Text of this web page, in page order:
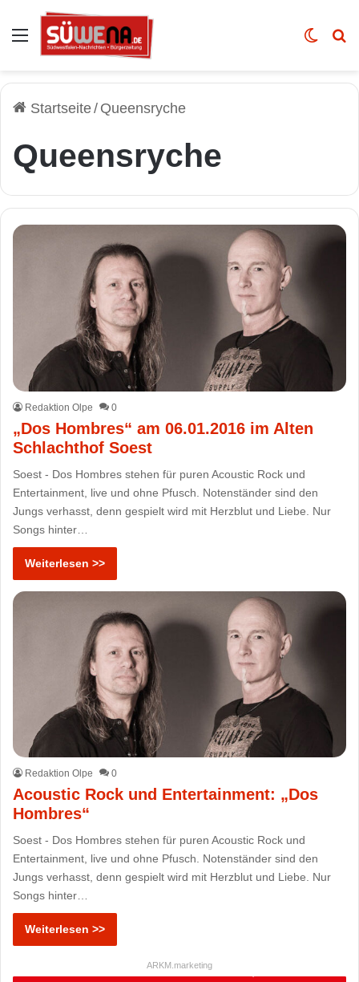
Auswahl Skin
Startseite/ Queensryche
Queensryche
Redaktion Olpe 0
„Dos Hombres“ am 06.01.2016 im Alten
Schlachthof Soest
Soest - Dos Hombres stehen für puren Acoustic Rock und
Entertainment, live und ohne Pfusch. Notenständer sind den
Jungs verhasst, denn gespielt wird mit Herzblut und Liebe. Nur
Songs hinter…
Weiterlesen >>
Redaktion Olpe 0
Acoustic Rock und Entertainment: „Dos
Hombres“
Soest - Dos Hombres stehen für puren Acoustic Rock und
Entertainment, live und ohne Pfusch. Notenständer sind den
Jungs verhasst, denn gespielt wird mit Herzblut und Liebe. Nur
Songs hinter…
Weiterlesen >>
ARKM.marketing